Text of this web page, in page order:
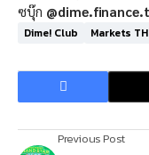
ซบุ๊ก
Dime! Club Markets TH
Previous Post